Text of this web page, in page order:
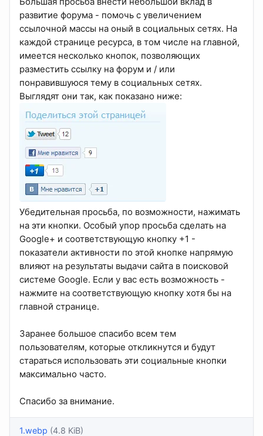
развитие форума - помочь с увеличением
ссылочной массы на оный в социальных сетях. На
каждой странице ресурса, в том числе на главной,
имеется несколько кнопок, позволяющих
разместить ссылку на форум и / или
понравившуюся тему в социальных сетях.
Выглядят они так, как показано ниже:
Убедительная просьба, по возможности, нажимать
на эти кнопки. Особый упор просьба сделать на
Google+ и соответствующую кнопку +1 -
показатели активности по этой кнопке напрямую
влияют на результаты выдачи сайта в поисковой
системе Google. Если у вас есть возможность -
нажмите на соответствующую кнопку хотя бы на
главной странице.
Заранее большое спасибо всем тем
пользователям, которые откликнутся и будут
стараться использовать эти социальные кнопки
максимально часто.
Спасибо за внимание.
1.webp (4.8 KiB)